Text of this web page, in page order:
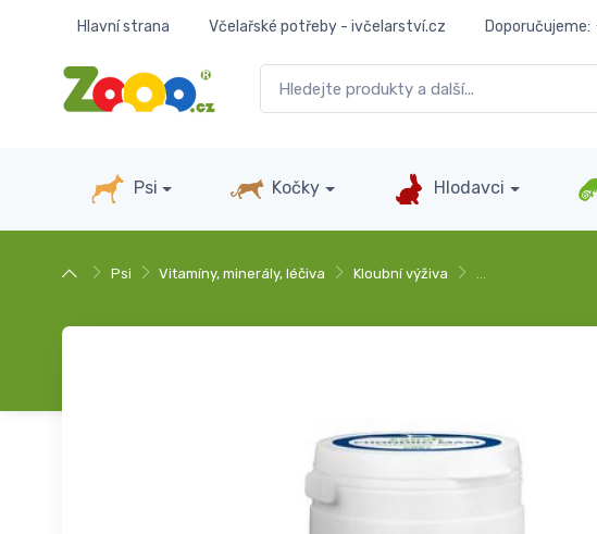
Hlavní strana Včelařské potřeby - ivčelarství.cz Doporučujeme:
Psi Kočky Hlodavci
Psi Vitamíny, minerály, léčiva Kloubní výživa …